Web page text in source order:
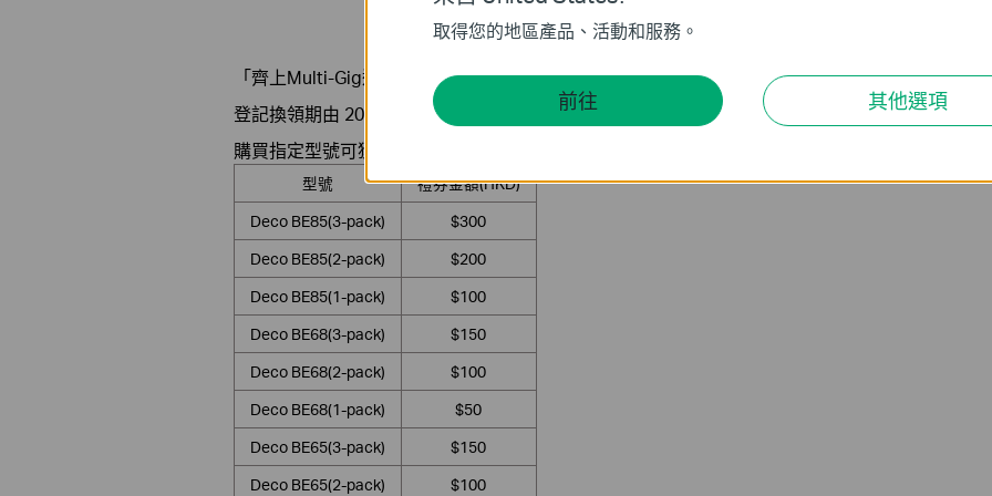
「齊上Multi-Gig速上網 登記送超市現金券」是次活動由 TP-Link HK & Macau（以下簡稱TPLink
登記換領期由 2026年 5 月 11 日00 時 01 分至 2026 年 10 月 15 日 23 時 59 分止。(注意，並非
購買指定型號可獲得之禮券如下：
型號
禮券金額(HKD)
Deco BE85(3-pack)
$300
Deco BE85(2-pack)
$200
Deco BE85(1-pack)
$100
Deco BE68(3-pack)
$150
Deco BE68(2-pack)
$100
Deco BE68(1-pack)
$50
Deco BE65(3-pack)
$150
Deco BE65(2-pack)
$100
取得您的地區產品、活動和服務。
前往 其他選項